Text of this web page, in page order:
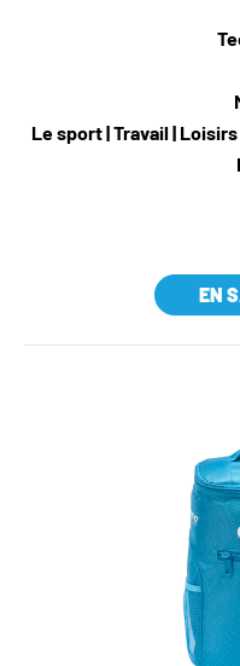
Le sport | Travail |
EN